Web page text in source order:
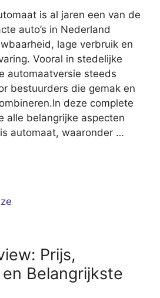
is al jaren een van de
auto’s in Nederland
lage verbruik en
Vooral in stedelijke
automaatversie steeds
bestuurders die gemak en
deze complete
alle belangrijke aspecten
automaat, waaronder …
Prijs,
Belangrijkste